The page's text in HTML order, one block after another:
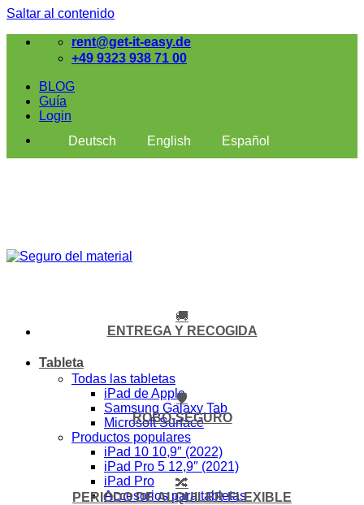
Saltar al contenido
rent@get-it-easy.de
+49 9323 938 71 00
BLOG
Guía
Login
Deutsch
English Español
Tableta
Todas las tabletas
iPad de Apple
Samsung Galaxy Tab
Microsoft Surface
Productos populares
iPad 10 10,9″ (2022)
iPad Pro 5 12,9″ (2021)
iPad Pro
Accesorios para tabletas
🚚
ENTREGA Y RECOGIDA
🛡️
ROBO-SEGURO
🔀
PERIODO DE ALQUILER FLEXIBLE